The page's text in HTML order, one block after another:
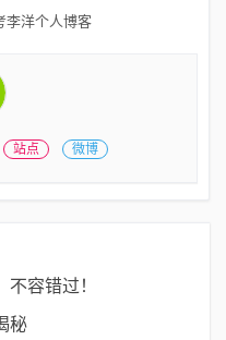
李洋个人博客
站点 微博
容错过！
秘